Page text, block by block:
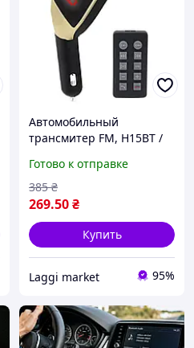
Автомобильный
трансмитер FM, H15BT /
модулятор с пультом / FM
модулятор
Готово к отправке
269.50₴
385 ₴
Купить
Laggi market 95%